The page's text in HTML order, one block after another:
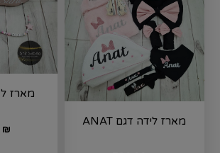
מארז לידה דגם ANAT
מארז
₪